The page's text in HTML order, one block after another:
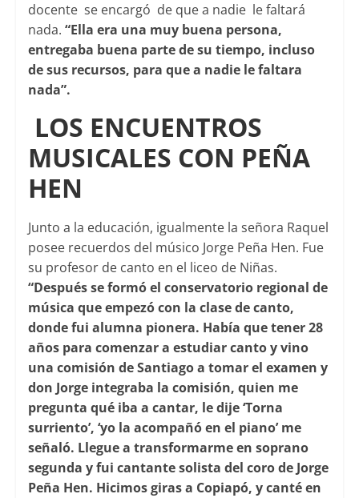
docente se encargó de que a nadie le faltará
nada. “Ella era una muy buena persona,
entregaba buena parte de su tiempo, incluso
de sus recursos, para que a nadie le faltara
nada”.
LOS ENCUENTROS
MUSICALES CON PEÑA
HEN
Junto a la educación, igualmente la señora Raquel
posee recuerdos del músico Jorge Peña Hen. Fue
su profesor de canto en el liceo de Niñas.
“Después se formó el conservatorio regional de
música que empezó con la clase de canto,
donde fui alumna pionera. Había que tener 28
años para comenzar a estudiar canto y vino
una comisión de Santiago a tomar el examen y
don Jorge integraba la comisión, quien me
pregunta qué iba a cantar, le dije ‘Torna
surriento’, ‘yo la acompañó en el piano’ me
señaló. Llegue a transformarme en soprano
segunda y fui cantante solista del coro de Jorge
Peña Hen. Hicimos giras a Copiapó, y canté en